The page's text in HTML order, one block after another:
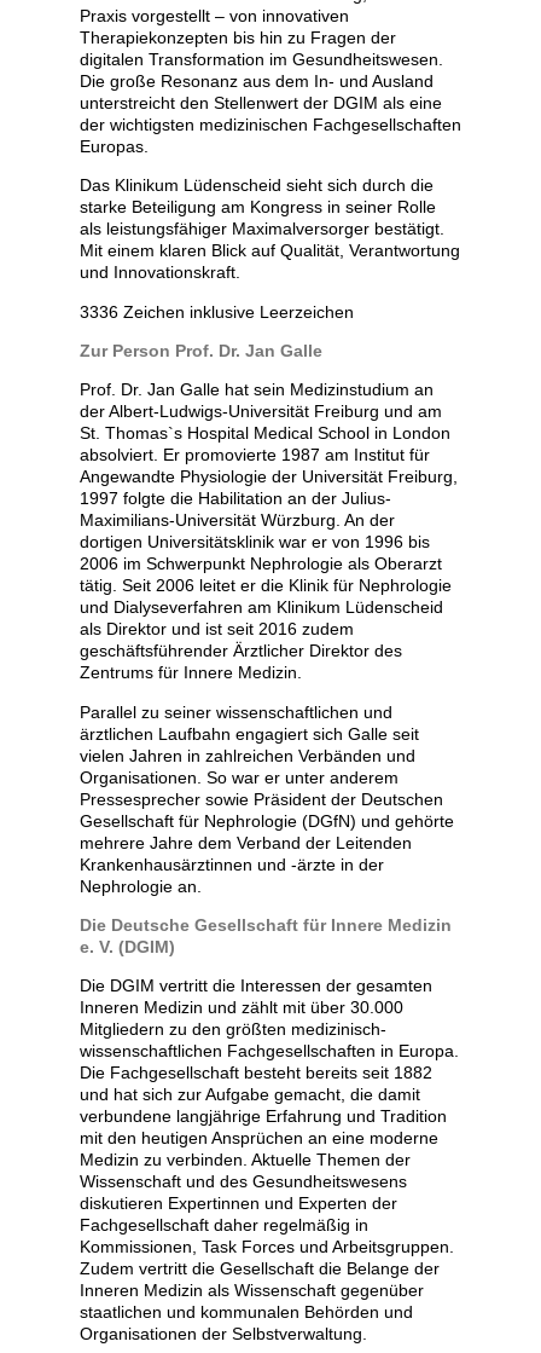
Praxis vorgestellt – von innovativen
Therapiekonzepten bis hin zu Fragen der
digitalen Transformation im Gesundheitswesen.
Die große Resonanz aus dem In- und Ausland
unterstreicht den Stellenwert der DGIM als eine
der wichtigsten medizinischen Fachgesellschaften
Europas.
Das Klinikum Lüdenscheid sieht sich durch die
starke Beteiligung am Kongress in seiner Rolle
als leistungsfähiger Maximalversorger bestätigt.
Mit einem klaren Blick auf Qualität, Verantwortung
und Innovationskraft.
3336 Zeichen inklusive Leerzeichen
Zur Person Prof. Dr. Jan Galle
Prof. Dr. Jan Galle hat sein Medizinstudium an
der Albert-Ludwigs-Universität Freiburg und am
St. Thomas`s Hospital Medical School in London
absolviert. Er promovierte 1987 am Institut für
Angewandte Physiologie der Universität Freiburg,
1997 folgte die Habilitation an der Julius-
Maximilians-Universität Würzburg. An der
dortigen Universitätsklinik war er von 1996 bis
2006 im Schwerpunkt Nephrologie als Oberarzt
tätig. Seit 2006 leitet er die Klinik für Nephrologie
und Dialyseverfahren am Klinikum Lüdenscheid
als Direktor und ist seit 2016 zudem
geschäftsführender Ärztlicher Direktor des
Zentrums für Innere Medizin.
Parallel zu seiner wissenschaftlichen und
ärztlichen Laufbahn engagiert sich Galle seit
vielen Jahren in zahlreichen Verbänden und
Organisationen. So war er unter anderem
Pressesprecher sowie Präsident der Deutschen
Gesellschaft für Nephrologie (DGfN) und gehörte
mehrere Jahre dem Verband der Leitenden
Krankenhausärztinnen und -ärzte in der
Nephrologie an.
Die Deutsche Gesellschaft für Innere Medizin
e. V. (DGIM)
Die DGIM vertritt die Interessen der gesamten
Inneren Medizin und zählt mit über 30.000
Mitgliedern zu den größten medizinisch-
wissenschaftlichen Fachgesellschaften in Europa.
Die Fachgesellschaft besteht bereits seit 1882
und hat sich zur Aufgabe gemacht, die damit
verbundene langjährige Erfahrung und Tradition
mit den heutigen Ansprüchen an eine moderne
Medizin zu verbinden. Aktuelle Themen der
Wissenschaft und des Gesundheitswesens
diskutieren Expertinnen und Experten der
Fachgesellschaft daher regelmäßig in
Kommissionen, Task Forces und Arbeitsgruppen.
Zudem vertritt die Gesellschaft die Belange der
Inneren Medizin als Wissenschaft gegenüber
staatlichen und kommunalen Behörden und
Organisationen der Selbstverwaltung.